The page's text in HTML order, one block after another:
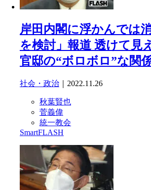
岸田内閣に浮かんでは
を検討」報道 透けて見
官邸の“ボロボロ”な関
社会・政治 ｜2022.11.26
秋葉賢也
菅義偉
統一教会
SmartFLASH